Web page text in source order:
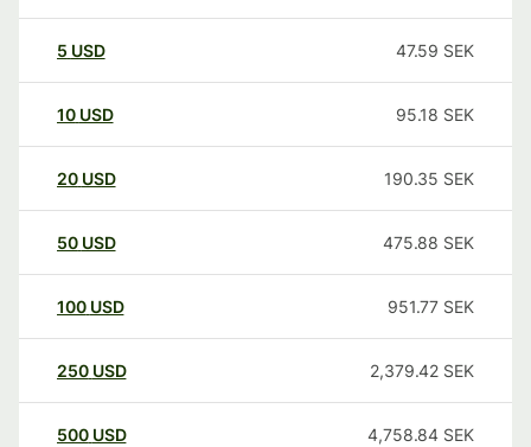
5 USD 47.59 SEK
10 USD 95.18 SEK
20 USD 190.35 SEK
50 USD 475.88 SEK
100 USD 951.77 SEK
250 USD 2,379.42 SEK
500 USD 4,758.84 SEK